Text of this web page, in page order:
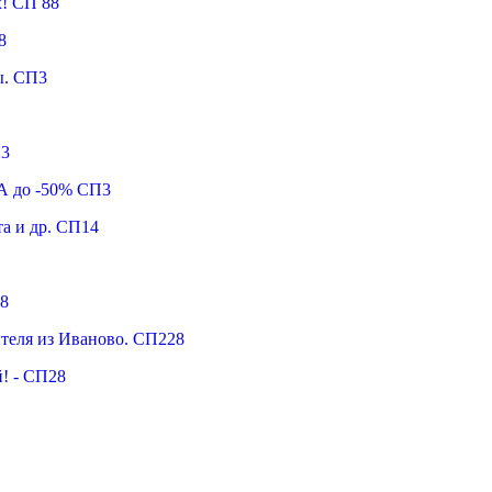
СП3
до -50% СП3
и др. СП14
из Иваново. СП228
- СП28